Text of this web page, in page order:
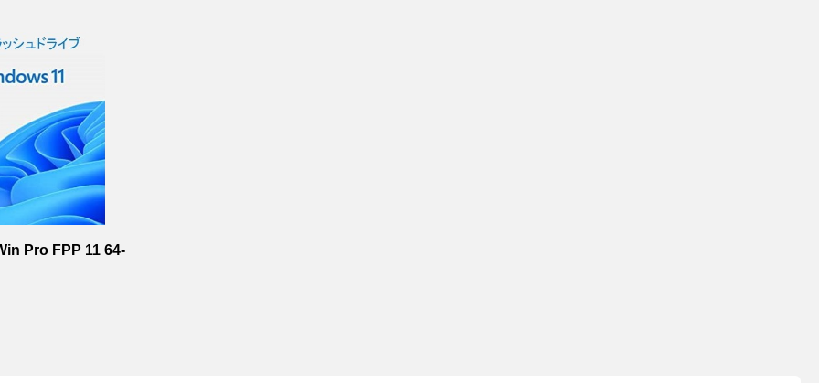
Pro FPP 11 64-